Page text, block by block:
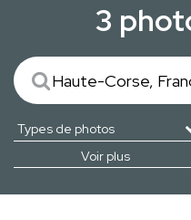
3
Voir plus